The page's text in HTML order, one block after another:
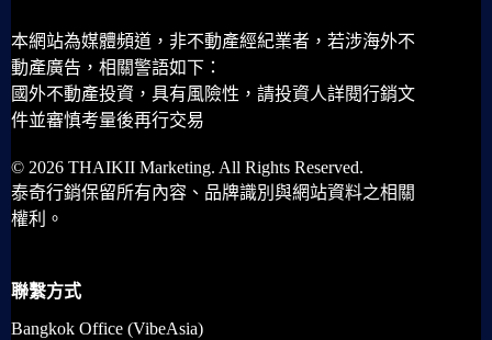
本網站為媒體頻道，非不動產經紀業者，若涉海外不
動產廣告，相關警語如下：
國外不動產投資，具有風險性，請投資人詳閱行銷文
件並審慎考量後再行交易
© 2026 THAIKII Marketing. All Rights Reserved.
泰奇行銷保留所有內容、品牌識別與網站資料之相關
權利。
聯繫方式
Bangkok Office (VibeAsia)